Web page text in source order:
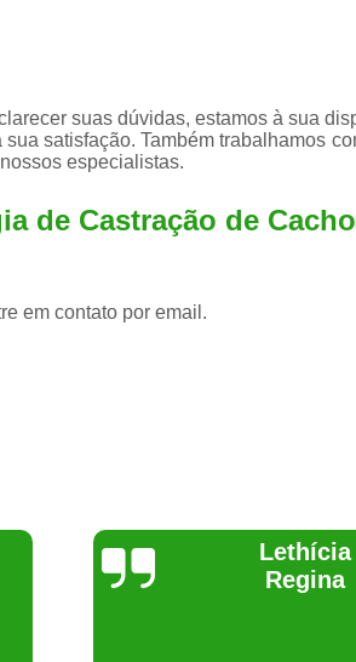
Limpeza Tártaro
suas dúvidas, estamos à sua
satisfação. Também trabalhamos
especialistas.
de Castração de
em contato por email.
Joelma Lilian